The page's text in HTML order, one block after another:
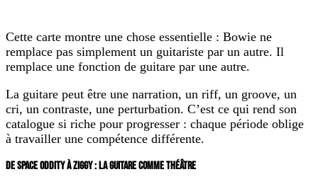
Cette carte montre une chose essentielle : Bowie ne
remplace pas simplement un guitariste par un autre. Il
remplace une fonction de guitare par une autre.
La guitare peut être une narration, un riff, un groove, un
cri, un contraste, une perturbation. C’est ce qui rend son
catalogue si riche pour progresser : chaque période oblige
à travailler une compétence différente.
DE SPACE ODDITY À ZIGGY : LA GUITARE COMME THÉÂTRE